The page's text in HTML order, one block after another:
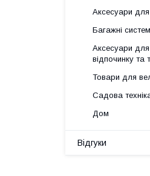
Аксесуари
Багажні
Аксесуари для
відпочинку та
Товари для
Садова
Дом
Відгуки